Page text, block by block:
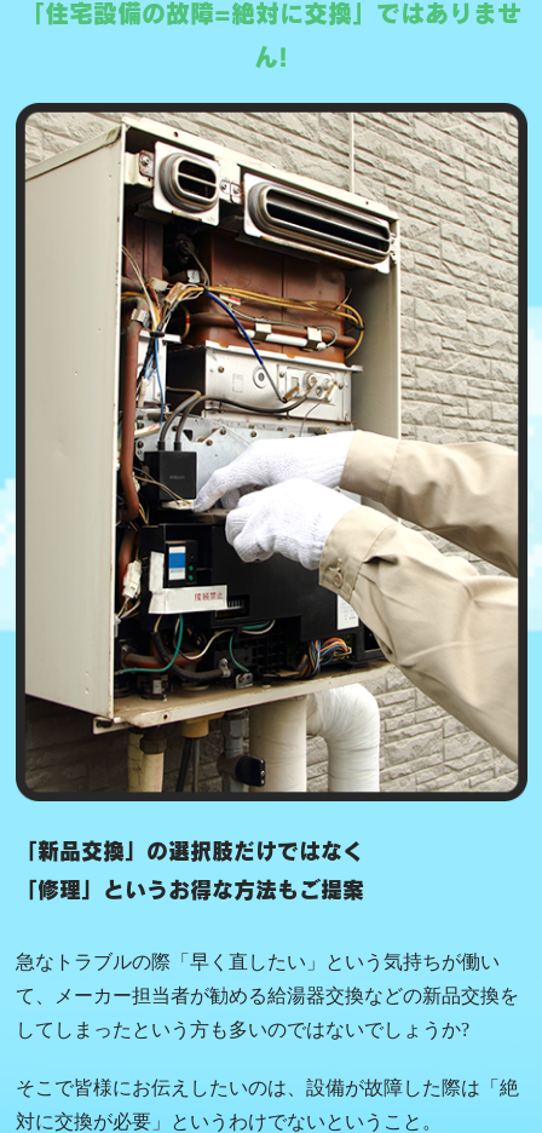
「住宅設備の故障=絶対に交換」ではありませ
ん!
「新品交換」の選択肢だけではなく
「修理」というお得な方法もご提案
急なトラブルの際「早く直したい」という気持ちが働い
て、メーカー担当者が勧める給湯器交換などの新品交換を
してしまったという方も多いのではないでしょうか?
そこで皆様にお伝えしたいのは、設備が故障した際は「絶
対に交換が必要」というわけでないということ。